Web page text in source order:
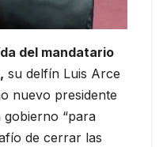
del mandatario
su delfín Luis Arce
nuevo presidente
“para
de cerrar las